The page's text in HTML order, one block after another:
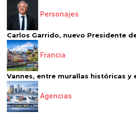
Personajes
Carlos Garrido, nuevo Presidente
Francia
Vannes, entre murallas históricas y
Agencias